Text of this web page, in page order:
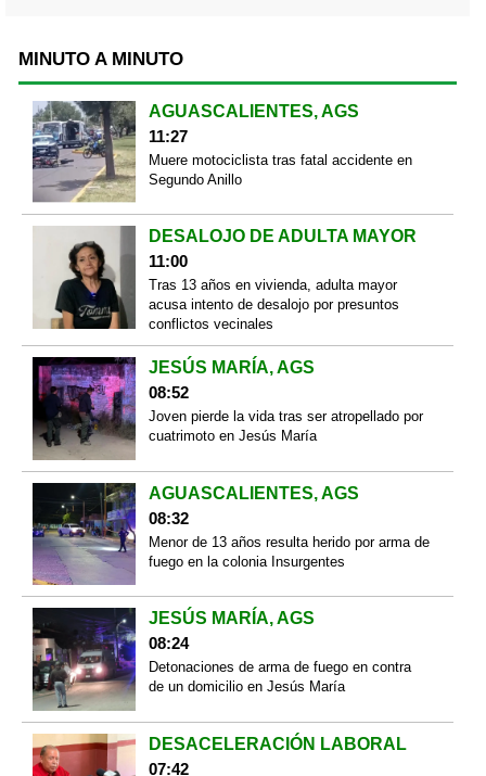
MINUTO A MINUTO
AGUASCALIENTES, AGS
11:27
Muere motociclista tras fatal accidente en
Segundo Anillo
DESALOJO DE ADULTA MAYOR
11:00
Tras 13 años en vivienda, adulta mayor
acusa intento de desalojo por presuntos
conflictos vecinales
JESÚS MARÍA, AGS
08:52
Joven pierde la vida tras ser atropellado por
cuatrimoto en Jesús María
AGUASCALIENTES, AGS
08:32
Menor de 13 años resulta herido por arma de
fuego en la colonia Insurgentes
JESÚS MARÍA, AGS
08:24
Detonaciones de arma de fuego en contra
de un domicilio en Jesús María
DESACELERACIÓN LABORAL
07:42